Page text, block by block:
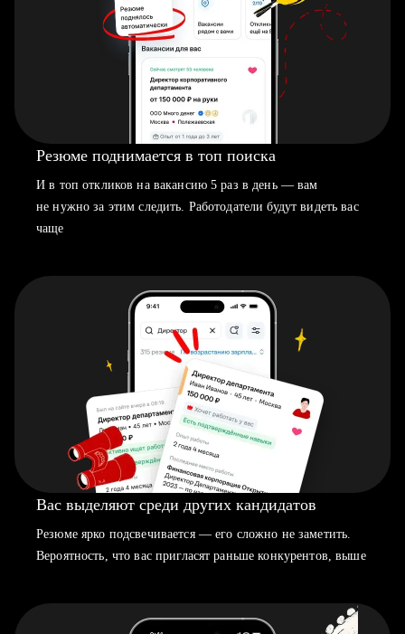
Резюме поднимается в топ поиска
И в топ откликов на вакансию 5 раз в день — вам
не нужно за этим следить. Работодатели будут видеть вас
чаще
Вас выделяют среди других кандидатов
Резюме ярко подсвечивается — его сложно не заметить.
Вероятность, что вас пригласят раньше конкурентов, выше